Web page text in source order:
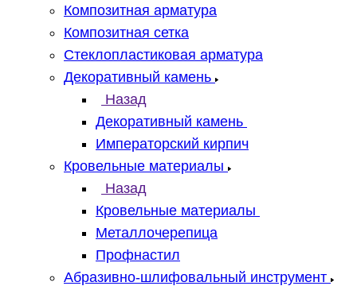
Композитная арматура
Композитная сетка
Стеклопластиковая арматура
Декоративный камень
Назад
Декоративный камень
Императорский кирпич
Кровельные материалы
Назад
Кровельные материалы
Металлочерепица
Профнастил
Абразивно-шлифовальный инструмент